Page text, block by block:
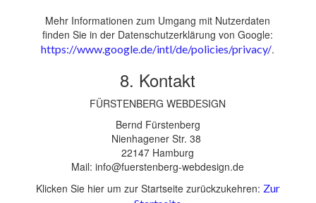
Mehr Informationen zum Umgang mit Nutzerdaten
finden Sie in der Datenschutzerklärung von Google:
https://www.google.de/intl/de/policies/privacy/.
8. Kontakt
FÜRSTENBERG WEBDESIGN
​Bernd Fürstenberg
Nienhagener Str. 38
22147 Hamburg
Mail: info@fuerstenberg-webdesign.de
Klicken Sie hier um zur Startseite zurückzukehren: Zur